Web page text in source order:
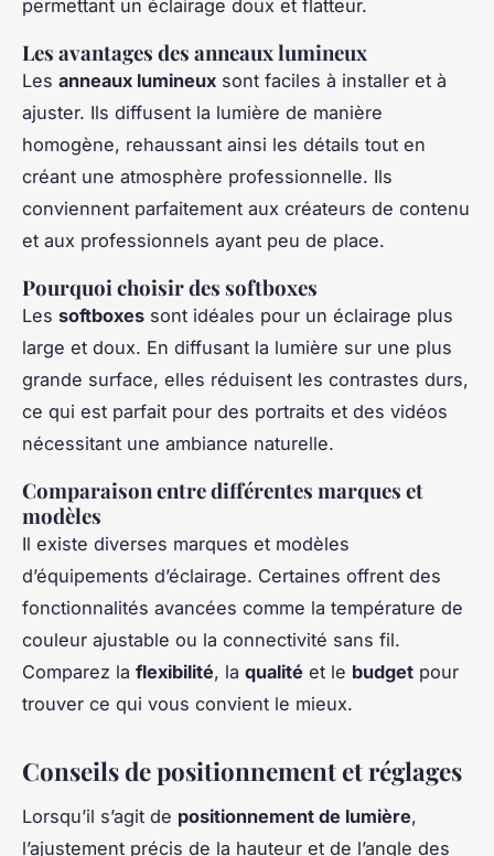
permettant un éclairage doux et flatteur.
Les avantages des anneaux lumineux
Les anneaux lumineux sont faciles à installer et à
ajuster. Ils diffusent la lumière de manière
homogène, ­rehaussant ainsi les détails tout en
créant une atmosphère professionnelle. Ils
conviennent parfaitement aux créateurs de contenu
et aux professionnels ayant peu de place.
Pourquoi choisir des softboxes
Les softboxes sont idéales pour un éclairage plus
large et doux. En diffusant la lumière sur une plus
grande surface, elles réduisent les contrastes durs,
ce qui est parfait pour des portraits et des vidéos
nécessitant une ambiance naturelle.
Comparaison entre différentes marques et
modèles
Il existe diverses marques et modèles
d’équipements d’éclairage. Certaines offrent des
fonctionnalités avancées comme la température de
couleur ajustable ou la connectivité sans fil.
Comparez la flexibilité, la qualité et le budget pour
trouver ce qui vous convient le mieux.
Conseils de positionnement et réglages
Lorsqu’il s’agit de positionnement de lumière,
l’ajustement précis de la hauteur et de l’angle des